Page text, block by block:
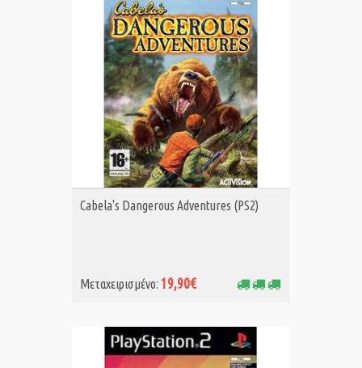
ΑΓΟΡΑ MET.
Cabela's Dangerous Adventures (PS2)
Μεταχειρισμένο: 19,90€